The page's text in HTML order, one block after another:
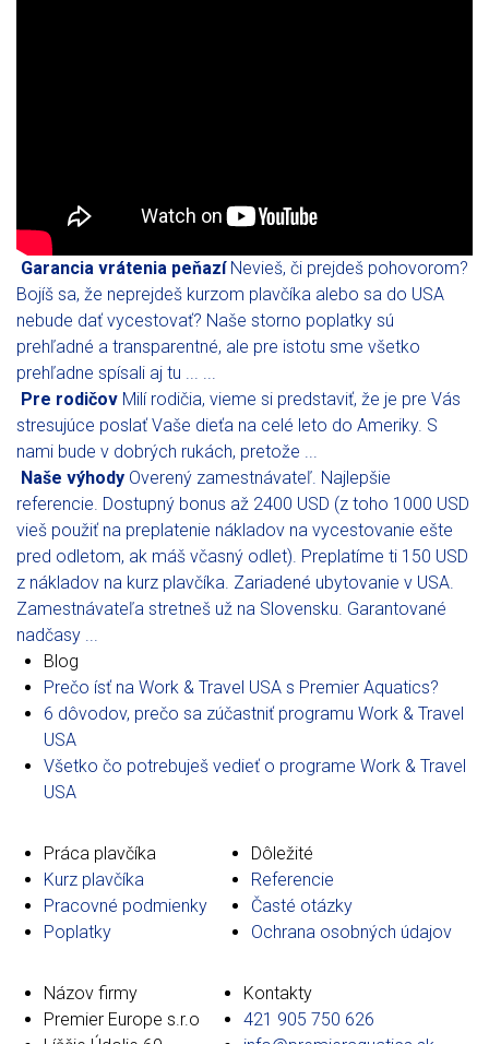
Garancia vrátenia peňazíNevieš, či prejdeš pohovorom?
Bojíš sa, že neprejdeš kurzom plavčíka alebo sa do USA
nebude dať vycestovať? Naše storno poplatky sú
prehľadné a transparentné, ale pre istotu sme všetko
prehľadne spísali aj tu ... ...
Pre rodičov Milí rodičia, vieme si predstaviť, že je pre Vás
stresujúce poslať Vaše dieťa na celé leto do Ameriky. S
nami bude v dobrých rukách, pretože ...
Naše výhody Overený zamestnávateľ. Najlepšie
referencie. Dostupný bonus až 2400 USD (z toho 1000 USD
vieš použiť na preplatenie nákladov na vycestovanie ešte
pred odletom, ak máš včasný odlet). Preplatíme ti 150 USD
z nákladov na kurz plavčíka. Zariadené ubytovanie v USA.
Zamestnávateľa stretneš už na Slovensku. Garantované
nadčasy ...
Blog
Prečo ísť na Work & Travel USA s Premier Aquatics?
6 dôvodov, prečo sa zúčastniť programu Work & Travel
USA
Všetko čo potrebuješ vedieť o programe Work & Travel
USA
Práca plavčíka
Kurz plavčíka
Pracovné podmienky
Poplatky
Dôležité
Referencie
Časté otázky
Ochrana osobných údajov
Názov firmy
Premier Europe s.r.o
Kontakty
421 905 750 626